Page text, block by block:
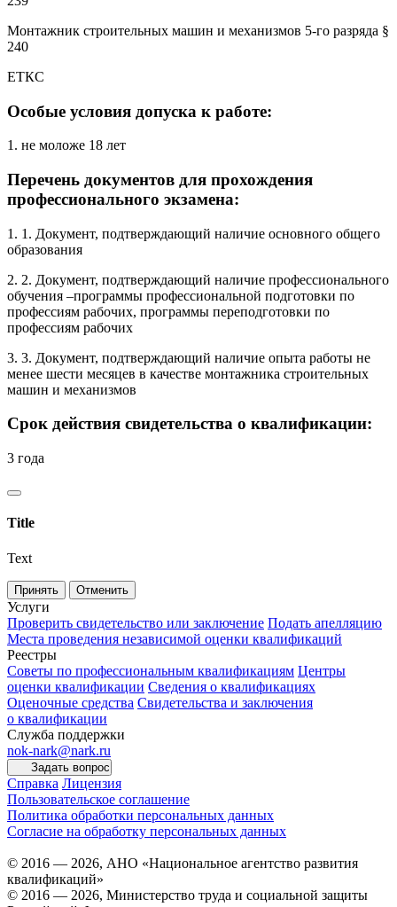
Монтажник строительных машин и механизмов 5-го разряда §
240
ЕТКС
Особые условия допуска к работе:
1. не моложе 18 лет
Перечень документов для прохождения
профессионального экзамена:
1. 1. Документ, подтверждающий наличие основного общего
образования
2. 2. Документ, подтверждающий наличие профессионального
обучения –программы профессиональной подготовки по
профессиям рабочих, программы переподготовки по
профессиям рабочих
3. 3. Документ, подтверждающий наличие опыта работы не
менее шести месяцев в качестве монтажника строительных
машин и механизмов
Срок действия свидетельства о квалификации:
3 года
Title
Text
Принять Отменить
Услуги
Проверить свидетельство или заключение Подать апелляцию
Места проведения независимой оценки квалификаций
Реестры
Советы по профессиональным квалификациям Центры
оценки квалификации Сведения о квалификациях
Оценочные средства Свидетельства и заключения
о квалификации
Служба поддержки
nok-nark@nark.ru
Задать вопрос
Справка Лицензия
Пользовательское соглашение
Политика обработки персональных данных
Согласие на обработку персональных данных
© 2016 — 2026, АНО «Национальное агентство развития
квалификаций»
© 2016 — 2026, Министерство труда и социальной защиты